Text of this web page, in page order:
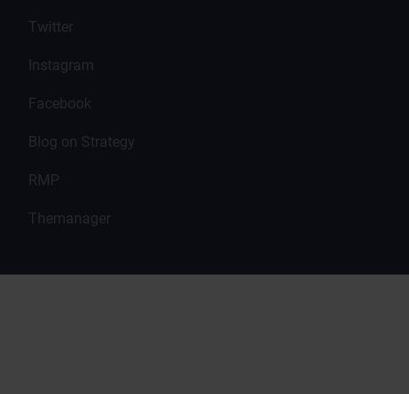
Twitter
Instagram
Facebook
Blog on Strategy
RMP
Themanager